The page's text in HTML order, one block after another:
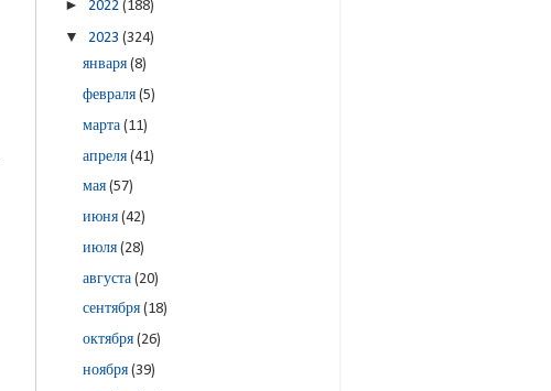
► 2022 (188)
▼ 2023 (324)
января(8)
февраля(5)
марта(11)
апреля(41)
мая(57)
июня(42)
июля(28)
августа(20)
сентября(18)
октября(26)
ноября(39)